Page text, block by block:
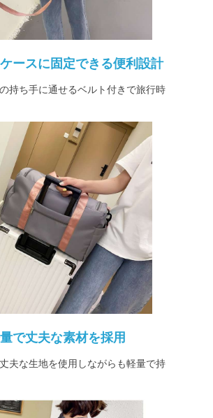
ースに固定できる便利設計
持ち手に通せるベルト付きで旅行時
で丈夫な素材を採用
夫な生地を使用しながらも軽量で持